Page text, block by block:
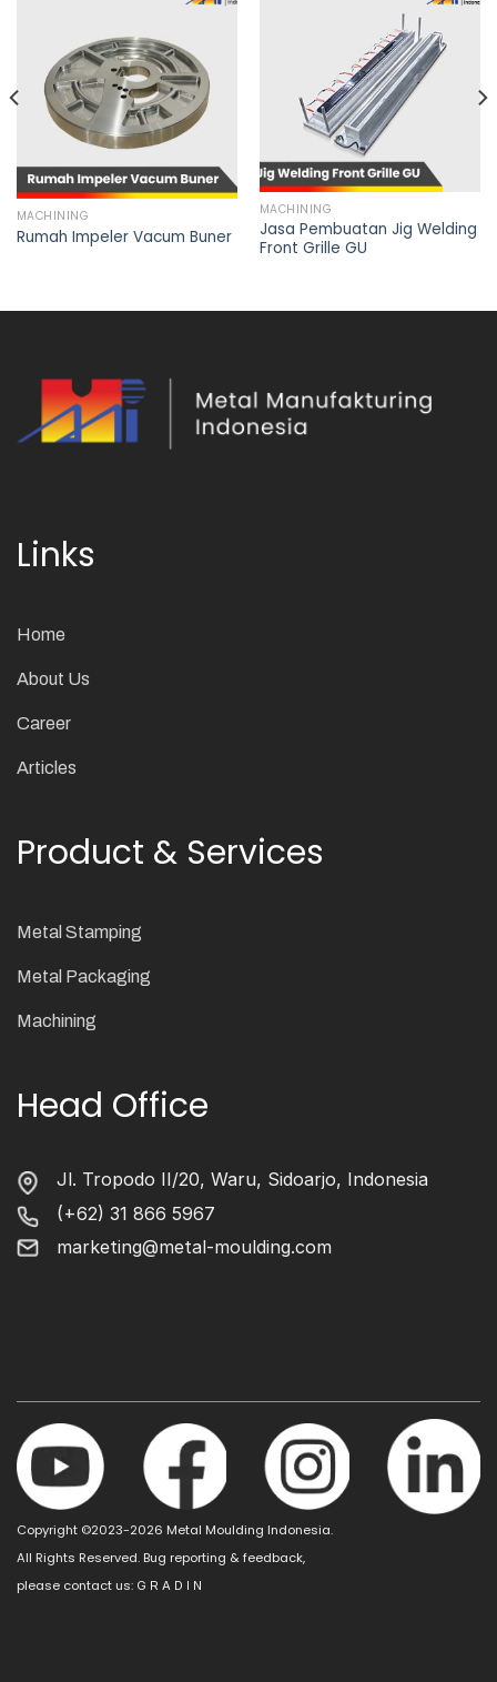
MACHINING
Rumah Impeler Vacum Buner
MACHINING
Jasa Pembuatan Jig Welding
Front Grille GU
Links
Home
About Us
Career
Articles
Product & Services
Metal Stamping
Metal Packaging
Machining
Head Office
Jl. Tropodo II/20, Waru, Sidoarjo, Indonesia
(+62) 31 866 5967
marketing@metal-moulding.com
Copyright ©2023-2026 Metal Moulding Indonesia.
All Rights Reserved. Bug reporting & feedback,
please contact us: G R A D I N